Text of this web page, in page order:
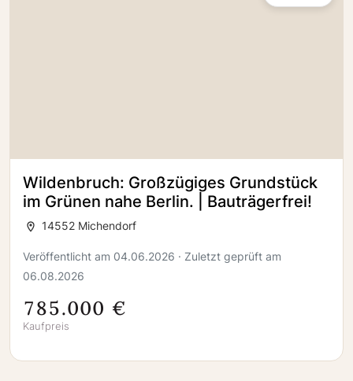
Wildenbruch: Großzügiges Grundstück
im Grünen nahe Berlin. | Bauträgerfrei!
14552 Michendorf
Veröffentlicht am 04.06.2026 · Zuletzt geprüft am
06.08.2026
785.000 €
Kaufpreis